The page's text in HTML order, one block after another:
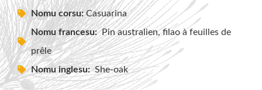
Nomu corsu:Casuarina
Nomu francesu:Pin australien, filao à feuilles de
prêle
Nomu inglesu:She-oak